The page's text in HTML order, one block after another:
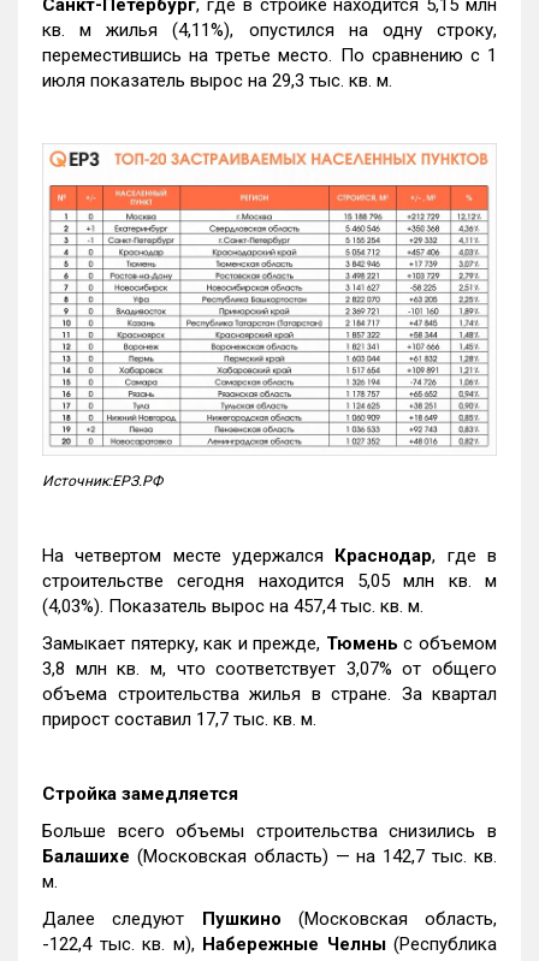
Санкт-Петербург, где в стройке находится 5,15 млн
кв. м жилья (4,11%), опустился на одну строку,
переместившись на третье место. По сравнению с 1
июля показатель вырос на 29,3 тыс. кв. м.
Источник:ЕРЗ.РФ
На четвертом месте удержался Краснодар, где в
строительстве сегодня находится 5,05 млн кв. м
(4,03%). Показатель вырос на 457,4 тыс. кв. м.
Замыкает пятерку, как и прежде, Тюмень с объемом
3,8 млн кв. м, что соответствует 3,07% от общего
объема строительства жилья в стране. За квартал
прирост составил 17,7 тыс. кв. м.
Стройка замедляется
Больше всего объемы строительства снизились в
Балашихе (Московская область) — на 142,7 тыс. кв.
м.
Далее следуют Пушкино (Московская область,
-122,4 тыс. кв. м), Набережные Челны(Республика